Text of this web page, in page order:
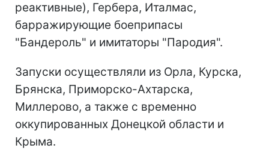
реактивные), Гербера, Италмас,
барражирующие боеприпасы
"Бандероль" и имитаторы "Пародия".
Запуски осуществляли из Орла, Курска,
Брянска, Приморско-Ахтарска,
Миллерово, а также с временно
оккупированных Донецкой области и
Крыма.